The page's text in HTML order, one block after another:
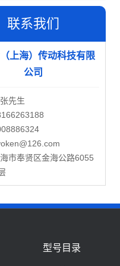
承
联系我们
上海）传动科技有限
公司
先生
市奉贤区金海公路6055
型号目录